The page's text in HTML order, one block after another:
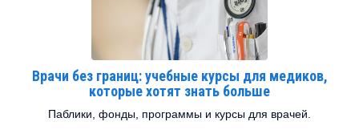
Врачи без границ: учебные курсы для медиков,
которые хотят знать больше
Паблики, фонды, программы и курсы для врачей.